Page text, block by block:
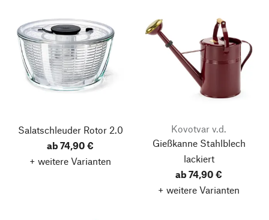
Salatschleuder Rotor 2.0
ab 74,90 €
+ weitere Varianten
Kovotvar v.d.
Gießkanne Stahlblech
lackiert
ab 74,90 €
+ weitere Varianten